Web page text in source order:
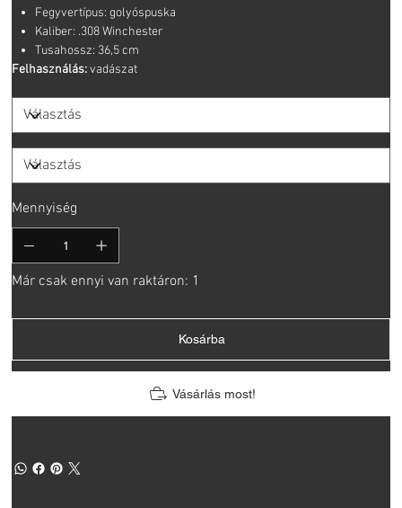
Fegyvertípus: golyóspuska
Kaliber: .308 Winchester
Tusahossz: 36,5 cm
Felhasználás:vadászat
Mennyiség
Már csak ennyi van raktáron: 1
Kosárba
Vásárlás most!